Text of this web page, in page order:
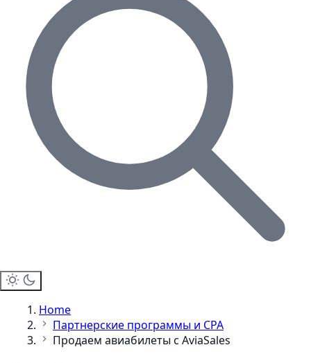
Home
Партнерские программы и CPA
Продаем авиабилеты с AviaSales